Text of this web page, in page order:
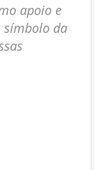
apoio e
símbolo da